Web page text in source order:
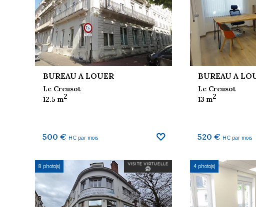
BUREAU A LOUER
Le Creusot
12.5 m2
500 € HC par mois
BUREAU A
Le Creusot
13 m2
520 € HC par mois
FAVORIS AJOUTER AUX FAVORIS
8 photo(s) 4 photo(s)